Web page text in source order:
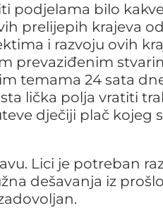
podjelama bilo
prelijepih krajeva
i razvoju ovih
prevaziđenim
temama 24 sata
lička polja vratiti
dječiji plač kojeg
Lici je potreban
dešavanja iz